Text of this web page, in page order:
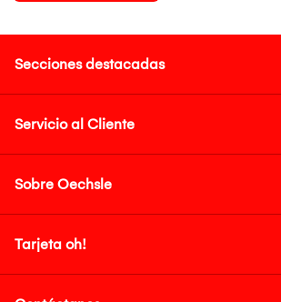
Secciones destacadas
Servicio al Cliente
Sobre Oechsle
Tarjeta oh!